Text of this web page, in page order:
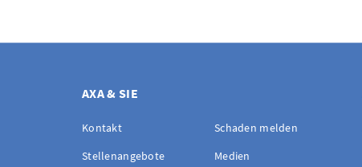
AXA & SIE
Kontakt
Schaden melden
Stellenangebote
Medien